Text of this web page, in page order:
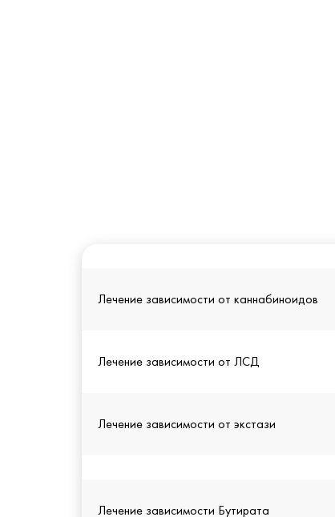
Лечение зависимости от каннабиноидов
Лечение зависимости от ЛСД
Лечение зависимости от экстази
Лечение зависимости Бутирата